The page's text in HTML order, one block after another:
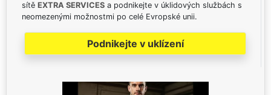
sítě EXTRA SERVICES a podnikejte v úklidových službách s
neomezenými možnostmi po celé Evropské unii.
Podnikejte v uklízení